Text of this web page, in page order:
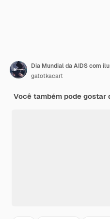
Dia Mundial da AIDS com
gatotkacart
Você também pode gostar